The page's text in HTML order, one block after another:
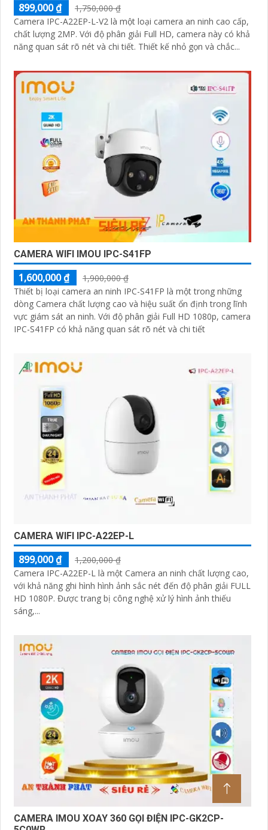
899,000 ₫
1,750,000 ₫
Camera IPC-A22EP-L-V2 là một loại camera an ninh cao cấp,
chất lượng 2MP. Với độ phân giải Full HD, camera này có khả
năng quan sát rõ nét và chi tiết. Thiết kế nhỏ gọn và chắc...
CAMERA WIFI IMOU IPC-S41FP
1,600,000 ₫
1,900,000 ₫
Thiết bị loại camera an ninh IPC-S41FP là một trong những
dòng Camera chất lượng cao và hiệu suất ổn định trong lĩnh
vực giám sát an ninh. Với độ phân giải Full HD 1080p, camera
IPC-S41FP có khả năng quan sát rõ nét và chi tiết
CAMERA WIFI IPC-A22EP-L
899,000 ₫
1,200,000 ₫
Camera IPC-A22EP-L là một Camera an ninh chất lượng cao,
với khả năng ghi hình hình ảnh sắc nét đến độ phân giải FULL
HD 1080P. Được trang bị công nghệ xử lý hình ảnh thiếu
sáng,...
CAMERA IMOU XOAY 360 GỌI ĐIỆN IPC-GK2CP-